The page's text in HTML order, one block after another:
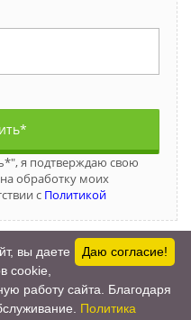
я подтверждаю свою
обработку моих
с Политикой
Даю согласие!
вы даете
cookie,
работу сайта. Благодаря
Политика